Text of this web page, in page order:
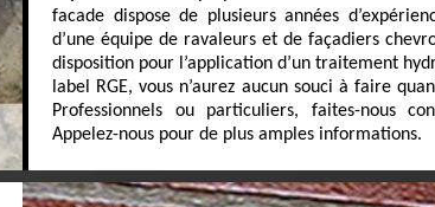
facade dispose de plusieurs années
d’une équipe de ravaleurs et de façadiers
disposition pour l’application d’un traitement
label RGE, vous n’aurez aucun souci à faire
Professionnels ou particuliers, faites-nous
Appelez-nous pour de plus amples informations.